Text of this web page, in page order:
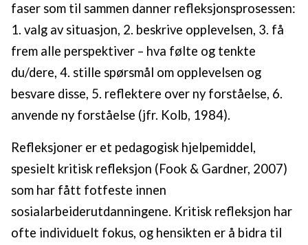
faser som til sammen danner refleksjonsprosessen:
1. valg av situasjon, 2. beskrive opplevelsen, 3. få
frem alle perspektiver – hva følte og tenkte
du/dere, 4. stille spørsmål om opplevelsen og
besvare disse, 5. reflektere over ny forståelse, 6.
anvende ny forståelse (jfr. Kolb, 1984).
Refleksjoner er et pedagogisk hjelpemiddel,
spesielt kritisk refleksjon (Fook & Gardner, 2007)
som har fått fotfeste innen
sosialarbeiderutdanningene. Kritisk refleksjon har
ofte individuelt fokus, og hensikten er å bidra til